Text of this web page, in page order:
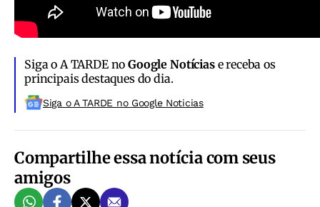
Siga o A TARDE noGoogle Notíciase receba os
principais destaques do dia.
Siga o A TARDE no Google Noticias
Compartilhe essa notícia com seus
amigos